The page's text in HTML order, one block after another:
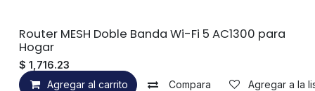
Router MESH Doble Banda Wi-Fi 5 AC1300 para
Hogar
$ 1,716.23
Agregar al carrito
Compara Agregar a la